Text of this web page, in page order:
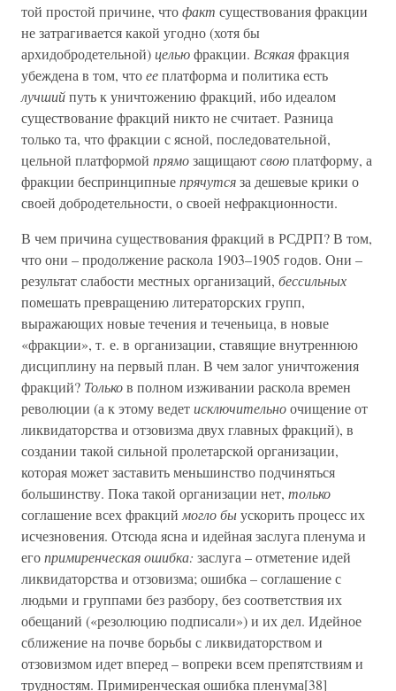
той простой причине, чтофакт существования фракции
не затрагивается какой угодно (хотя бы
архидобродетельной)цельюфракции. Всякаяфракция
убеждена в том, чтоееплатформа и политика есть
лучшийпуть к уничтожению фракций, ибо идеалом
существование фракций никто не считает. Разница
только та, что фракции с ясной, последовательной,
цельной платформой прямозащищаютсвоюплатформу, а
фракции беспринципныепрячутсяза дешевые крики о
своей добродетельности, о своей нефракционности.
В чем причина существования фракций в РСДРП? В том,
что они – продолжение раскола 1903–1905 годов. Они –
результат слабости местных организаций, бессильных
помешать превращению литераторских групп,
выражающих новые течения и теченьица, в новые
«фракции», т. е. в организации, ставящие внутреннюю
дисциплину на первый план. В чем залог уничтожения
фракций? Тольков полном изживании раскола времен
революции (а к этому ведетисключительноочищение от
ликвидаторства и отзовизма двух главных фракций), в
создании такой сильной пролетарской организации,
которая может заставить меньшинство подчиняться
большинству. Пока такой организации нет, только
соглашение всех фракций могло быускорить процесс их
исчезновения. Отсюда ясна и идейная заслуга пленума и
егопримиренческая ошибка: заслуга – отметение идей
ликвидаторства и отзовизма; ошибка – соглашение с
людьми и группами без разбору, без соответствия их
обещаний («резолюцию подписали») и их дел. Идейное
сближение на почве борьбы с ликвидаторством и
отзовизмом идет вперед – вопреки всем препятствиям и
трудностям. Примиренческая ошибка пленума[38]